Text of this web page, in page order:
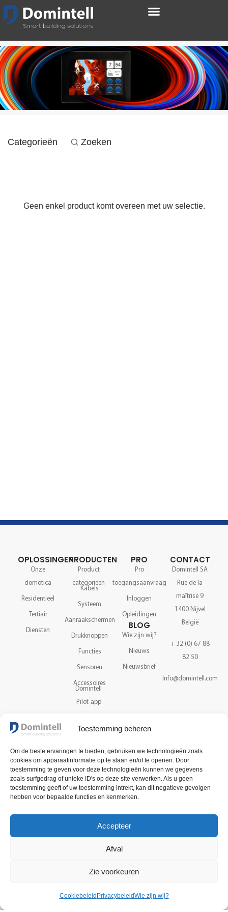
Toestemming beheren
Om de beste ervaringen te bieden, gebruiken we technologieën zoals
cookies om apparaatinformatie op te slaan en/of te openen. Door
toestemming te geven voor deze technologieën kunnen we gegevens
zoals surfgedrag of unieke ID's op deze site verwerken. Als u geen
toestemming geeft of uw toestemming intrekt, kan dit negatieve gevolgen
hebben voor bepaalde functies en kenmerken.
Accepteer
Afval
Zie voorkeuren
Cookiebeleid PrivacybeleidWie zijn wij?
Categorieën Zoeken
Geen enkel product komt overeen met uw selectie.
OPLOSSINGEN
Onze
domotica
Residentieel
Tertiair
Diensten
PRODUCTEN
Product
categorieën
Kabels
Systeem
Aanraakschermen
Drukknoppen
Functies
Sensoren
Accessoires
Domintell
Pilot-app
PRO
Pro
toegangsaanvraag
Inloggen
Opleidingen
BLOG
Wie zijn wij?
Nieuws
Nieuwsbrief
CONTACT
Domintell SA
Rue de la
maîtrise 9
1400 Nijvel
België
+ 32 (0) 67 88
82 50
Info@domintell.com
NIEUWSBRIEF
Ontvang het laatste nieuws
en informatie over onze